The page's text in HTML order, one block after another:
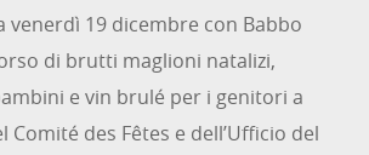
venerdì 19 dicembre con Babbo
di brutti maglioni natalizi,
e vin brulé per i genitori a
Comité des Fêtes e dell’Ufficio del